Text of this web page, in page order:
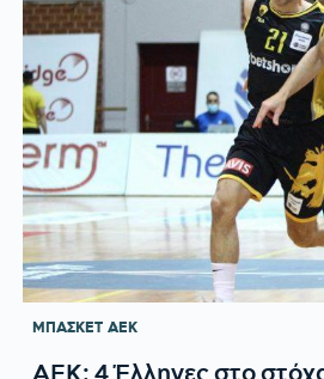
ΜΠΑΣΚΕΤ ΑΕΚ
ΑΕΚ: 4 Έλληνες στο